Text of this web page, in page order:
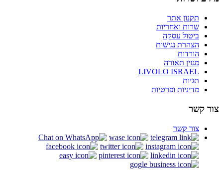
תקנון אתר
שרות ואחריות
ביטול עסקה
הצהרת נגישות
הורדות
מגזין תאורה
LIVOLO ISRAEL
תגיות
מדיניות ופרטיות
צור קשר
צור קשר